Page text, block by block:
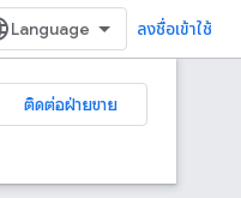
ลงชื่อเข้าใช้
ติดต่อฝ่ายขาย